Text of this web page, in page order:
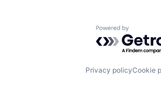
Powered by
Privacy policyCookie